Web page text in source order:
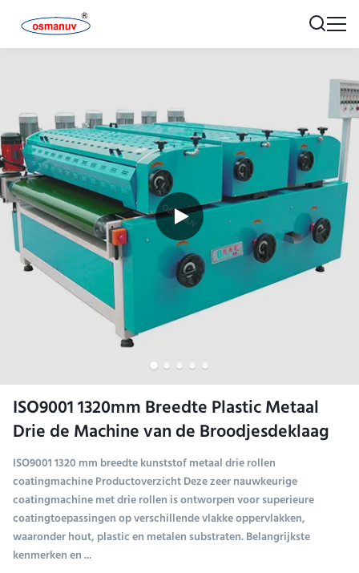
ISO9001 1320mm Breedte Plastic Metaal
Drie de Machine van de Broodjesdeklaag
ISO9001 1320 mm breedte kunststof metaal drie rollen
coatingmachine Productoverzicht Deze zeer nauwkeurige
coatingmachine met drie rollen is ontworpen voor superieure
coatingtoepassingen op verschillende vlakke oppervlakken,
waaronder hout, plastic en metalen substraten. Belangrijkste
kenmerken en ...